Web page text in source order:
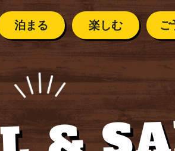
泊まる
テントサイト
バンガロー／キャビン
楽しむ
イベントカレンダー
クリスタルハンター
ご
ご利用案内
安全に楽
ペット連
ご予約の前に
ご利用案内